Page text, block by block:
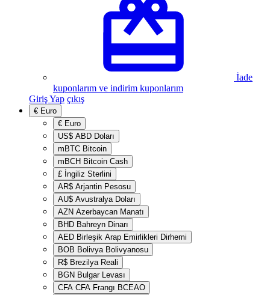
İade
kuponlarım ve indirim kuponlarım
Giriş Yap çıkış
€ Euro
€ Euro
US$ ABD Doları
mBTC Bitcoin
mBCH Bitcoin Cash
£ İngiliz Sterlini
AR$ Arjantin Pesosu
AU$ Avustralya Doları
AZN Azerbaycan Manatı
BHD Bahreyn Dinarı
AED Birleşik Arap Emirlikleri Dirhemi
BOB Bolivya Bolivyanosu
R$ Brezilya Reali
BGN Bulgar Levası
CFA CFA Frangı BCEAO